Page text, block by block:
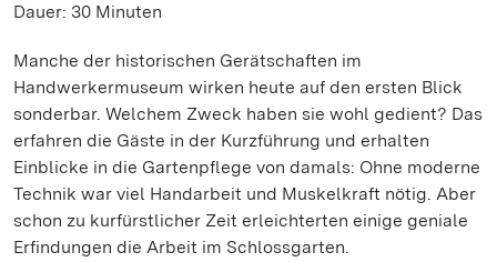
Dauer: 30 Minuten
Manche der historischen Gerätschaften im
Handwerkermuseum wirken heute auf den ersten Blick
sonderbar. Welchem Zweck haben sie wohl gedient? Das
erfahren die Gäste in der Kurzführung und erhalten
Einblicke in die Gartenpflege von damals: Ohne moderne
Technik war viel Handarbeit und Muskelkraft nötig. Aber
schon zu kurfürstlicher Zeit erleichterten einige geniale
Erfindungen die Arbeit im Schlossgarten.